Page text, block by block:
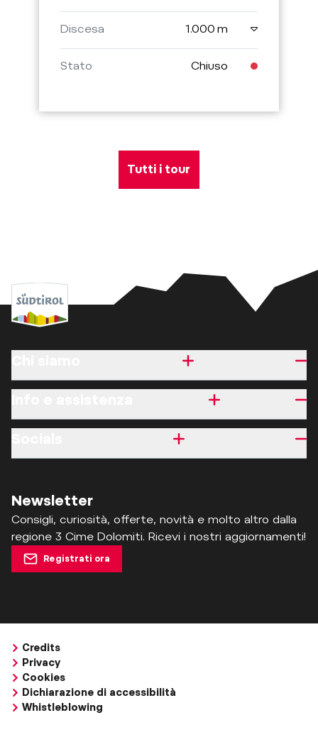
Discesa 1.000 m
Stato Chiuso
Tutti i tour
Newsletter
Consigli, curiosità, offerte, novità e molto altro dalla
regione 3 Cime Dolomiti. Ricevi i nostri aggiornamenti!
Registrati ora
Credits
Privacy
Cookies
Dichiarazione di accessibilità
Whistleblowing